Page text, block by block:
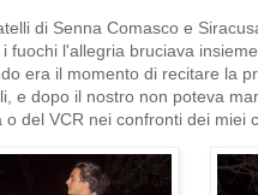
di Senna Comasco e
fuochi l'allegria bruciava
era il momento di recitare la
e dopo il nostro non poteva
del VCR nei confronti dei miei